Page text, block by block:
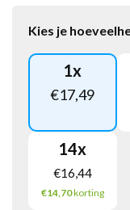
Kies je
1x
€17,49
14x
€16,44
€14,70korting